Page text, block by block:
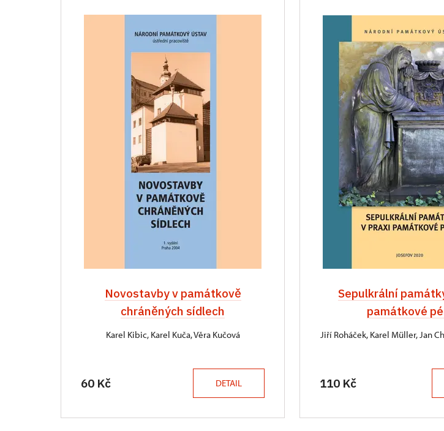
Novostavby v památkově
chráněných sídlech
Karel Kibic, Karel Kuča, Věra Kučová
60 Kč DETAIL
Sepulkrální
památkové
Jiří Roháček, Karel Müller, Jan
110 Kč